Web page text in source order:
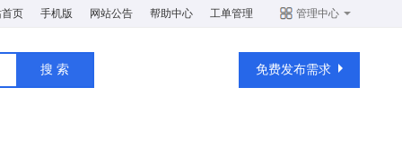
页 手机版 网站公告 帮助中心 工单管理 管理中心
免费发布需求